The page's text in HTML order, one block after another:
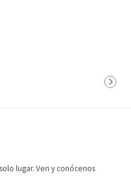
lugar. Ven y conócenos